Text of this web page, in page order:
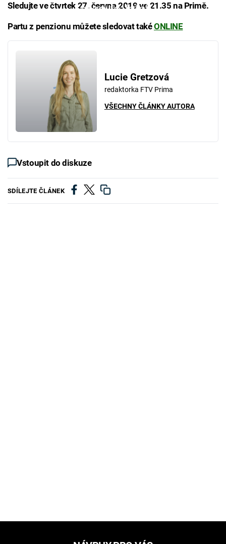
Failed to fetch
Sledujte ve čtvrtek 27. června 2019 ve 21.35 na Primě.
Partu z penzionu můžete sledovat takéONLINE
Lucie Gretzová
redaktorka FTV Prima
VŠECHNY ČLÁNKY AUTORA
Vstoupit do diskuze
SDÍLEJTE ČLÁNEK